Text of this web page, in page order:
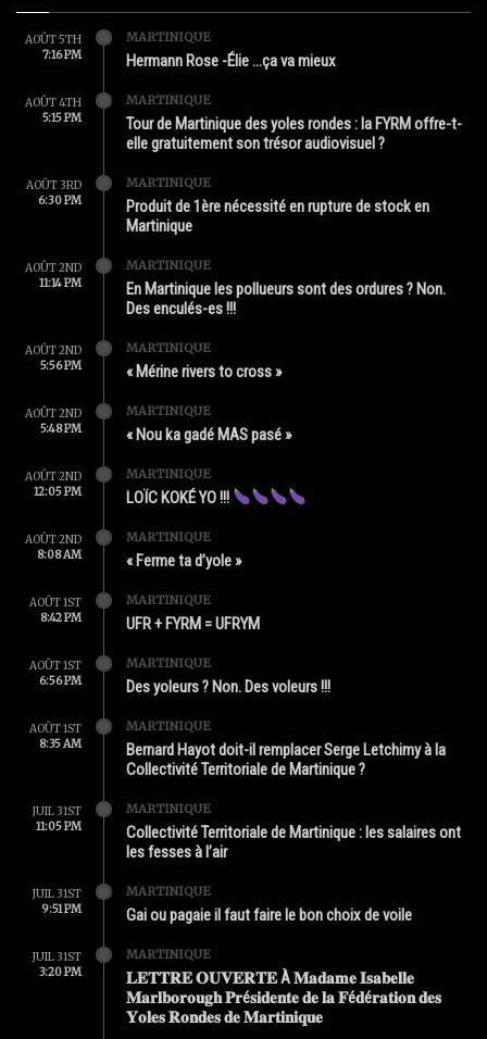
AOÛT 5TH
7:16 PM
MARTINIQUE
Hermann Rose -Élie …ça va mieux
AOÛT 4TH
5:15 PM
MARTINIQUE
Tour de Martinique des yoles rondes : la FYRM offre-t-
elle gratuitement son trésor audiovisuel ?
AOÛT 3RD
6:30 PM
MARTINIQUE
Produit de 1ère nécessité en rupture de stock en
Martinique
AOÛT 2ND
11:14 PM
MARTINIQUE
En Martinique les pollueurs sont des ordures ? Non.
Des enculés-es !!!
AOÛT 2ND
5:56 PM
MARTINIQUE
« Mérine rivers to cross »
AOÛT 2ND
5:48 PM
MARTINIQUE
« Nou ka gadé MAS pasé »
AOÛT 2ND
12:05 PM
MARTINIQUE
LOÏC KOKÉ YO !!!
AOÛT 2ND
8:08 AM
MARTINIQUE
« Ferme ta d’yole »
AOÛT 1ST
8:42 PM
MARTINIQUE
UFR + FYRM = UFRYM
AOÛT 1ST
6:56 PM
MARTINIQUE
Des yoleurs ? Non. Des voleurs !!!
AOÛT 1ST
8:35 AM
MARTINIQUE
Bernard Hayot doit-il remplacer Serge Letchimy à la
Collectivité Territoriale de Martinique ?
JUIL 31ST
11:05 PM
MARTINIQUE
Collectivité Territoriale de Martinique : les salaires ont
les fesses à l’air
JUIL 31ST
9:51 PM
MARTINIQUE
Gai ou pagaie il faut faire le bon choix de voile
JUIL 31ST
3:20 PM
MARTINIQUE
𝐋𝐄𝐓𝐓𝐑𝐄 𝐎𝐔𝐕𝐄𝐑𝐓𝐄 À 𝐌𝐚𝐝𝐚𝐦𝐞 𝐈𝐬𝐚𝐛𝐞𝐥𝐥𝐞
𝐌𝐚𝐫𝐥𝐛𝐨𝐫𝐨𝐮𝐠𝐡 𝐏𝐫é𝐬𝐢𝐝𝐞𝐧𝐭𝐞 𝐝𝐞 𝐥𝐚 𝐅é𝐝é𝐫𝐚𝐭𝐢𝐨𝐧 𝐝𝐞𝐬
𝐘𝐨𝐥𝐞𝐬 𝐑𝐨𝐧𝐝𝐞𝐬 𝐝𝐞 𝐌𝐚𝐫𝐭𝐢𝐧𝐢𝐪𝐮𝐞